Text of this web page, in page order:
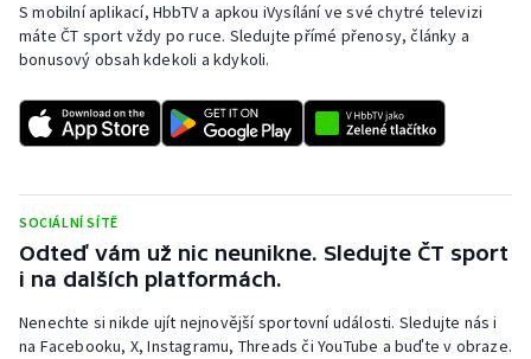
S mobilní aplikací, HbbTV a apkou iVysílání ve své chytré televizi
máte ČT sport vždy po ruce. Sledujte přímé přenosy, články a
bonusový obsah kdekoli a kdykoli.
SOCIÁLNÍ SÍTĚ
Odteď vám už nic neunikne. Sledujte ČT sport
i na dalších platformách.
Nenechte si nikde ujít nejnovější sportovní události. Sledujte nás i
na Facebooku, X, Instagramu, Threads či YouTube a buďte v obraze.